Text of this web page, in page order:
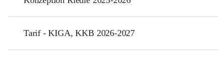
Tarif - KIGA, KKB 2026-2027